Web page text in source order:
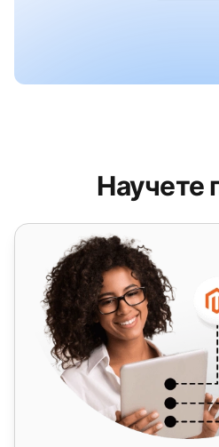
Научете
2talk